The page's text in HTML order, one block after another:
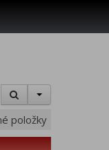
položky